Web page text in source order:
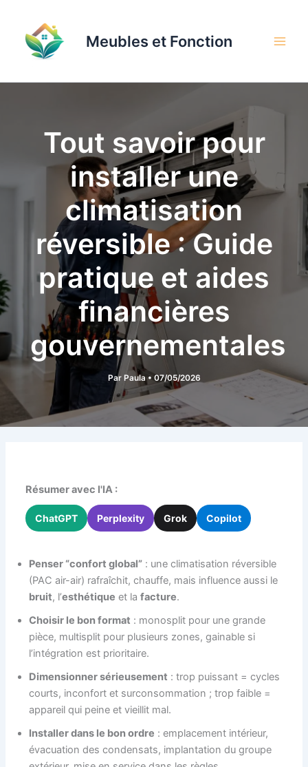
contenu
Meubles et Fonction
Tout savoir pour
installer une
climatisation
réversible : Guide
pratique et aides
financières
gouvernementales
Par Paula• 07/05/2026
Résumer avec l'IA :
ChatGPT Perplexity Grok Copilot
Penser “confort global” : une climatisation réversible
(PAC air-air) rafraîchit, chauffe, mais influence aussi le
bruit, l’esthétique et lafacture.
Choisir le bon format : monosplit pour une grande
pièce, multisplit pour plusieurs zones, gainable si
l’intégration est prioritaire.
Dimensionner sérieusement : trop puissant = cycles
courts, inconfort et surconsommation ; trop faible =
appareil qui peine et vieillit mal.
Installer dans le bon ordre : emplacement intérieur,
évacuation des condensats, implantation du groupe